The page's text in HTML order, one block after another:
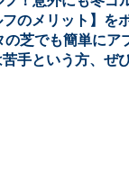
のメリット】を
芝でも簡単にア
手という方、ぜ